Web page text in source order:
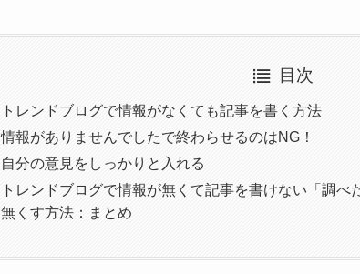
目次
トレンドブログで情報がなくても記事を書く方法
情報がありませんでしたで終わらせるのはNG！
自分の意見をしっかりと入れる
トレンドブログで情報が無くて記事を書けない「調
無くす方法：まとめ